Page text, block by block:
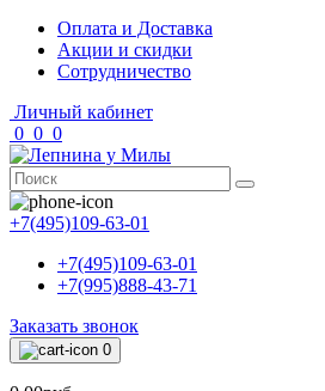
Оплата и Доставка
Акции и скидки
Cотрудничество
Личный кабинет
0 0 0
+7(495)109-63-01
+7(495)109-63-01
+7(995)888-43-71
Заказать звонок
0